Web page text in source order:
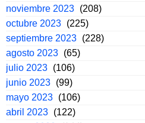
noviembre 2023 (208)
octubre 2023 (225)
septiembre 2023 (228)
agosto 2023 (65)
julio 2023 (106)
junio 2023 (99)
mayo 2023 (106)
abril 2023 (122)